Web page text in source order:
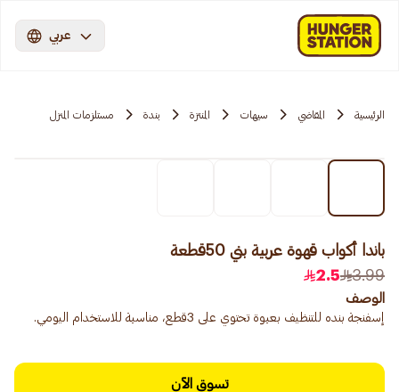
عربي
الرئيسية المقاضي سيهات المنتزة بندة مستلزمات المنزل
باندا أكواب قهوة عربية بني 50قطعة
3.99
2.5
الوصف
إسفنجة بنده للتنظيف بعبوة تحتوي على 3قطع، مناسبة للاستخدام اليومي.
تسوق الآن